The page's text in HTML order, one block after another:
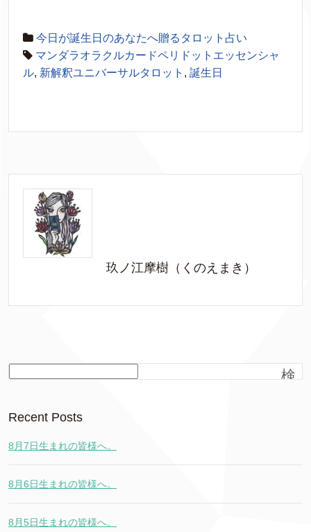
今日が誕生日のあなたへ贈るタロット占い
マンダラオラクルカードペリドットエッセンシャ
ル, 新解釈ユニバーサルタロット , 誕生日
玖ノ江摩樹（くのえまき）
検
Recent Posts
8月7日生まれの皆様へ。
8月6日生まれの皆様へ。
8月5日生まれの皆様へ。